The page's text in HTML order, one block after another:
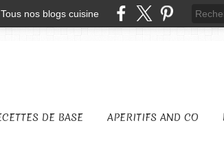
Tous nos blogs cuisine
DE BASE APERITIFS AND CO